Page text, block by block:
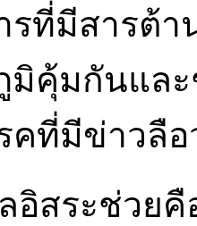
ที่มีสารต้า
มิคุ้มกันแล
คที่มีข่าวลือ
สระช่วยคื